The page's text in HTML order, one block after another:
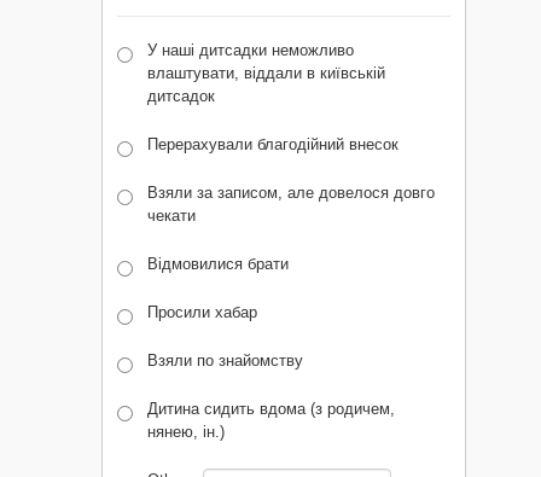
У наші дитсадки неможливо
влаштувати, віддали в київській
дитсадок
Перерахували благодійний внесок
Взяли за записом, але довелося довго
чекати
Відмовилися брати
Просили хабар
Взяли по знайомству
Дитина сидить вдома (з родичем,
нянею, ін.)